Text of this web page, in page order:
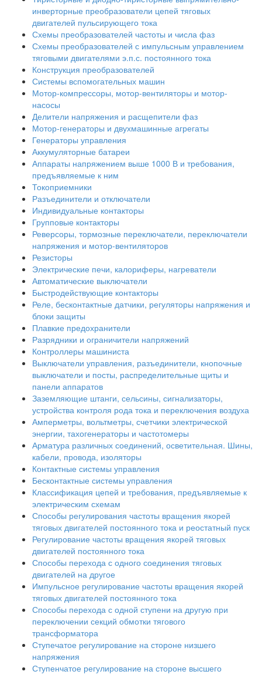
инверторные преобразователи цепей тяговых
двигателей пульсирующего тока
Схемы преобразователей частоты и числа фаз
Схемы преобразователей с импульсным управлением
тяговыми двигателями э.п.с. постоянного тока
Конструкция преобразователей
Системы вспомогательных машин
Мотор-компрессоры, мотор-вентиляторы и мотор-
насосы
Делители напряжения и расщепители фаз
Мотор-генераторы и двухмашинные агрегаты
Генераторы управления
Аккумуляторные батареи
Аппараты напряжением выше 1000 В и требования,
предъявляемые к ним
Токоприемники
Разъединители и отключатели
Индивидуальные контакторы
Групповые контакторы
Реверсоры, тормозные переключатели, переключатели
напряжения и мотор-вентиляторов
Резисторы
Электрические печи, калориферы, нагреватели
Автоматические выключатели
Быстродействующие контакторы
Реле, бесконтактные датчики, регуляторы напряжения и
блоки защиты
Плавкие предохранители
Разрядники и ограничители напряжений
Контроллеры машиниста
Выключатели управления, разъединители, кнопочные
выключатели и посты, распределительные щиты и
панели аппаратов
Заземляющие штанги, сельсины, сигнализаторы,
устройства контроля рода тока и переключения воздуха
Амперметры, вольтметры, счетчики электрической
энергии, тахогенераторы и частотомеры
Арматура различных соединений, осветительная. Шины,
кабели, провода, изоляторы
Контактные системы управления
Бесконтактные системы управления
Классификация цепей и требования, предъявляемые к
электрическим схемам
Способы регулирования частоты вращения якорей
тяговых двигателей постоянного тока и реостатный пуск
Регулирование частоты вращения якорей тяговых
двигателей постоянного тока
Способы перехода с одного соединения тяговых
двигателей на другое
Импульсное регулирование частоты вращения якорей
тяговых двигателей постоянного тока
Способы перехода с одной ступени на другую при
переключении секций обмотки тягового
трансформатора
Ступечатое регулирование на стороне низшего
напряжения
Ступенчатое регулирование на стороне высшего